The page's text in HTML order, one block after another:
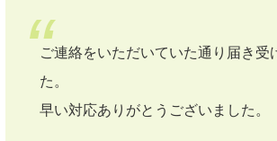
ご連絡をいただいていた通り届き受
た。
早い対応ありがとうございました。